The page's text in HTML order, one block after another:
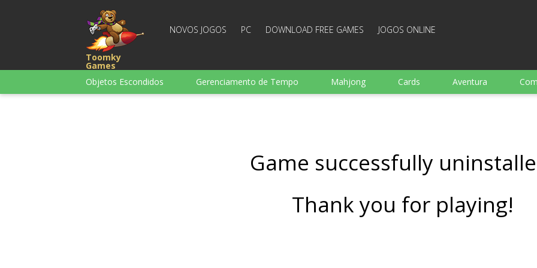
Toomky
Games
NOVOS JOGOS PC DOWNLOAD FREE GAMES JOGOS ONLINE
Objetos Escondidos Gerenciamento de Tempo Mahjong Cards Aventura
Game successfully
Thank you for playing!